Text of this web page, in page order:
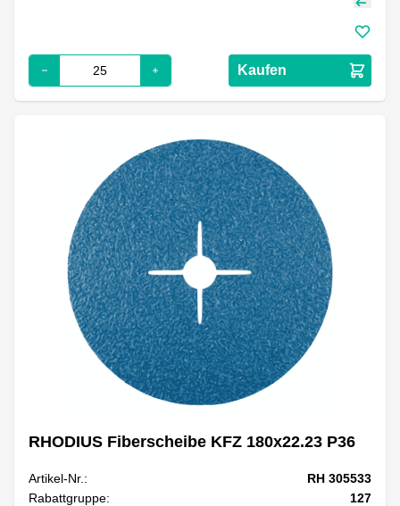
Kaufen
RHODIUS Fiberscheibe KFZ 180x22.23 P36
Artikel-Nr.:
RH 305533
Rabattgruppe:
127